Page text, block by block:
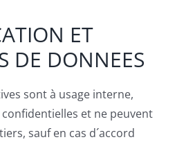
ET
DE DONNEES
sont à usage interne,
et ne peuvent
sauf en cas d´accord